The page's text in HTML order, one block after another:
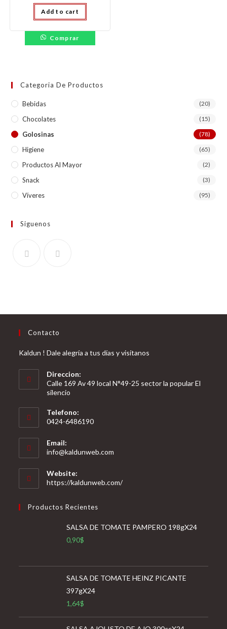
Add to cart
Comprar
Categoria De Productos
Bebidas (20)
Chocolates (15)
Golosinas (78)
Higiene (65)
Productos Al Mayor (2)
Snack (3)
Víveres (95)
Siguenos
Contacto
Kaldun ! Dale alegría a tus días y visítanos
Direccion:
Calle 169 Av 49 local N°49-25 sector la popular El
silencio
Telefono:
0424-6486190
Email:
info@kaldunweb.com
aplicación
Website:
https://kaldunweb.com/
Productos Recientes
SALSA DE TOMATE PAMPERO 198gX24
0,90$
SALSA DE TOMATE HEINZ PICANTE
397gX24
1,64$